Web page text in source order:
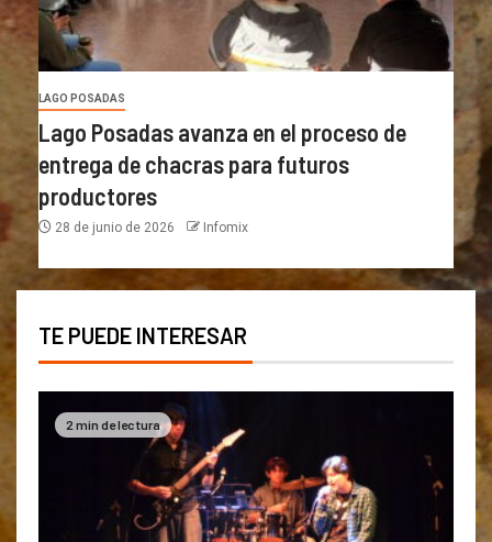
LAGO POSADAS
Lago Posadas avanza en el proceso de
entrega de chacras para futuros
productores
28 de junio de 2026 Infomix
TE PUEDE INTERESAR
2 min de lectura